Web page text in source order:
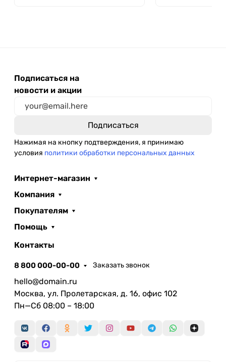
Подписаться на
новости и акции
Нажимая на кнопку подтверждения, я принимаю
условия политики обработки персональных данных
Интернет-магазин
Компания
Покупателям
Помощь
Контакты
8 800 000-00-00 Заказать звонок
hello@domain.ru
Москва, ул. Пролетарская, д. 16, офис 102
Пн—Сб 08:00 – 18:00